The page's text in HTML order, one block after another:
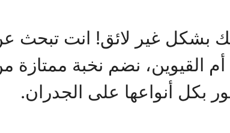
بشكل غير لائق! انت تبحث
نضم نخبة ممتازة
بكل أنواعها على الجدران.